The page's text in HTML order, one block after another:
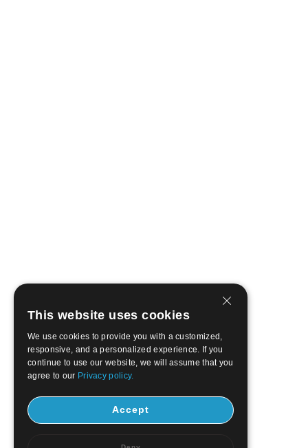
This website uses cookies
We use cookies to provide you with a customized,
responsive, and a personalized experience. If you
continue to use our website, we will assume that you
agree to our Privacy policy.
Accept